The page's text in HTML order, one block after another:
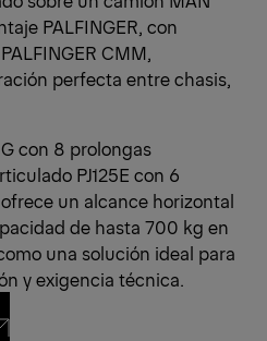
PALFINGER, con
CMM,
perfecta entre chasis,
con 8 prolongas
PJ125E con 6
un alcance horizontal
de hasta 700 kg en
una solución ideal para
y exigencia técnica.